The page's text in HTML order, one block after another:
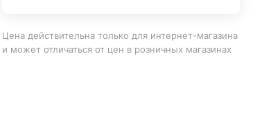
Цена действительна только для интернет-магазина
и может отличаться от цен в розничных магазинах